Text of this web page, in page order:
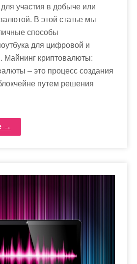
участия в добыче или
В этой статье мы
способы
для цифровой и
Майнинг криптовалюты:
– это процесс создания
путем решения
→